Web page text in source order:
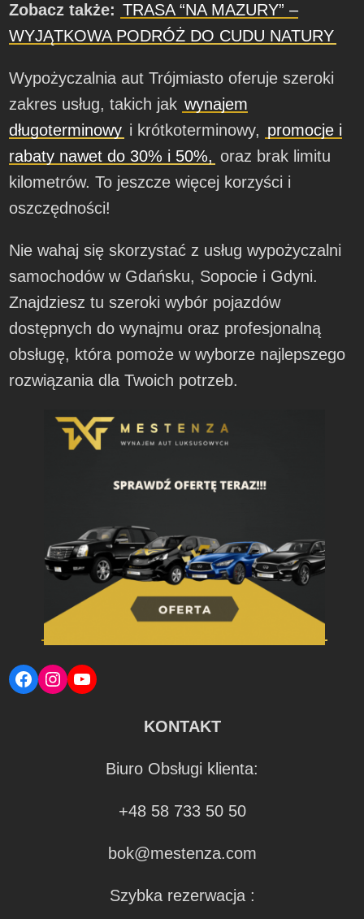
Zobacz także: TRASA “NA MAZURY” –
WYJĄTKOWA PODRÓŻ DO CUDU NATURY
Wypożyczalnia aut Trójmiasto oferuje szeroki
zakres usług, takich jak wynajem
długoterminowy i krótkoterminowy, promocje i
rabaty nawet do 30% i 50%, oraz brak limitu
kilometrów. To jeszcze więcej korzyści i
oszczędności!
Nie wahaj się skorzystać z usług wypożyczalni
samochodów w Gdańsku, Sopocie i Gdyni.
Znajdziesz tu szeroki wybór pojazdów
dostępnych do wynajmu oraz profesjonalną
obsługę, która pomoże w wyborze najlepszego
rozwiązania dla Twoich potrzeb.
Facebook
Instagram
YouTube
KONTAKT
Biuro Obsługi klienta:
+48 58 733 50 50
bok@mestenza.com
Szybka rezerwacja :